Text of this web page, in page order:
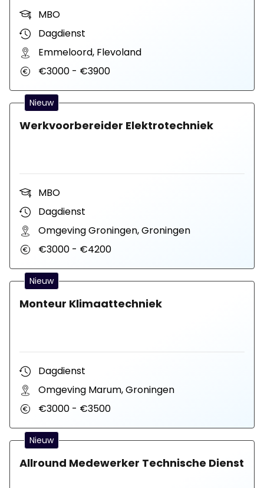
MBO
Dagdienst
Emmeloord, Flevoland
€3000 - €3900
Nieuw
Werkvoorbereider Elektrotechniek
MBO
Dagdienst
Omgeving Groningen, Groningen
€3000 - €4200
Nieuw
Monteur Klimaattechniek
Dagdienst
Omgeving Marum, Groningen
€3000 - €3500
Nieuw
Allround Medewerker Technische Dienst